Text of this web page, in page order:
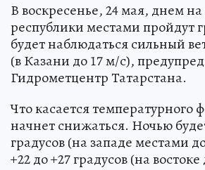
В воскресенье, 24 мая, днем
республики местами пройдут
будет наблюдаться сильный
(в Казани до 17 м/с),
Гидрометцентр Татарстана.
Что касается температурного
начнет снижаться. Ночью
градусов (на западе местами
+22 до +27 градусов (на